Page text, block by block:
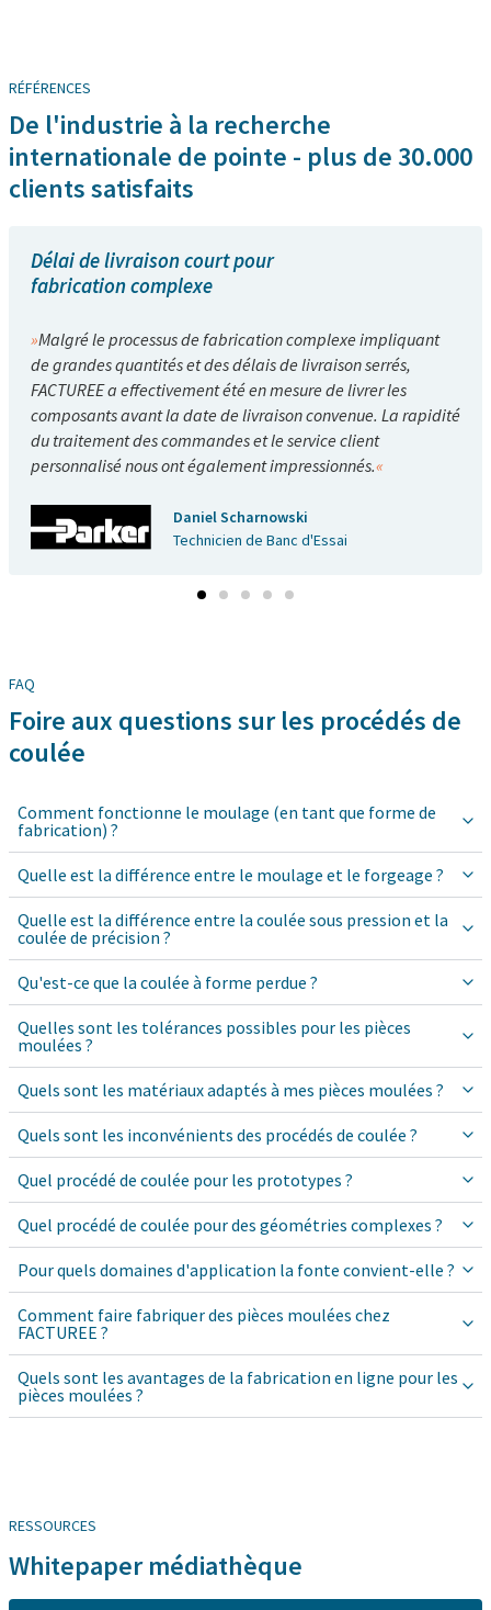
RÉFÉRENCES
De l'industrie à la recherche
internationale de pointe - plus de 30.000
clients satisfaits
Délai de livraison court pour
fabrication complexe
Malgré le processus de fabrication complexe impliquant
de grandes quantités et des délais de livraison serrés,
FACTUREE a effectivement été en mesure de livrer les
composants avant la date de livraison convenue. La rapidité
du traitement des commandes et le service client
personnalisé nous ont également impressionnés.
Daniel Scharnowski
Technicien de Banc d'Essai
FAQ
Foire aux questions sur les procédés de
coulée
Comment fonctionne le moulage (en tant que forme de
fabrication) ?
Quelle est la différence entre le moulage et le forgeage ?
Quelle est la différence entre la coulée sous pression et la
coulée de précision ?
Qu'est-ce que la coulée à forme perdue ?
Quelles sont les tolérances possibles pour les pièces
moulées ?
Quels sont les matériaux adaptés à mes pièces moulées ?
Quels sont les inconvénients des procédés de coulée ?
Quel procédé de coulée pour les prototypes ?
Quel procédé de coulée pour des géométries complexes ?
Pour quels domaines d'application la fonte convient-elle ?
Comment faire fabriquer des pièces moulées chez
FACTUREE ?
Quels sont les avantages de la fabrication en ligne pour les
pièces moulées ?
RESSOURCES
Whitepaper médiathèque